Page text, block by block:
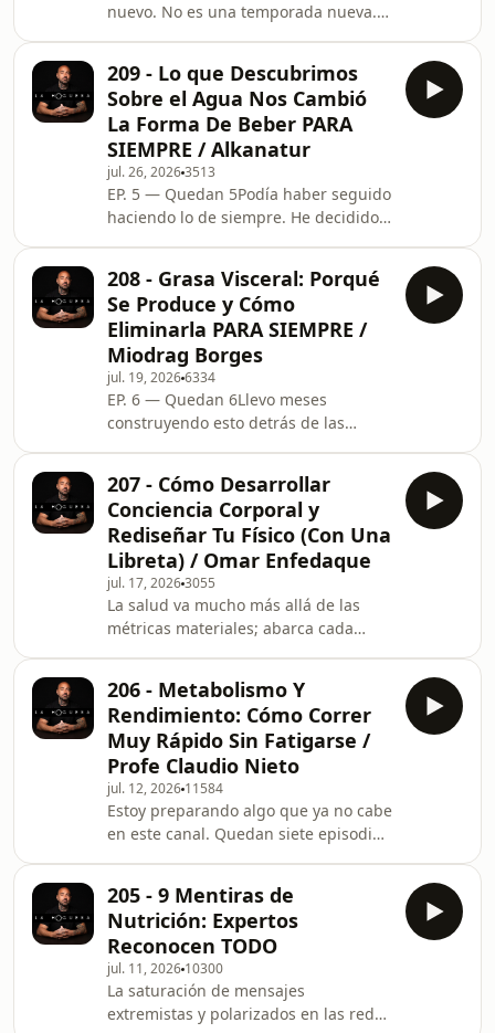
nuevo. No es una temporada nueva.
estarás dentro desde el principio:
https://victortellezcoach.com/
tu salud invirtiendo en ti usando el
código HOGUERA:🎁 5% OFF en BE
LEVELS https://acortar.link/g6Rscg🎁
10% OFF en RUANOVA HEALTH
https://ruanovah
209 - Lo que Descubrimos
Sobre el Agua Nos Cambió
La Forma De Beber PARA
SIEMPRE / Alkanatur
jul. 26, 20263513
EP. 5 — Quedan 5Podía haber seguido
haciendo lo de siempre. He decidido
primeros en verlo:
https://victortellezcoach.com/#Alkanatur
#JuanCarlosNovo #SaludMetabolica
#AguaAlcalina #Microbiota
#AguaEstructurada #SaludCelular
#Electrolitos
tu salud invirtiendo en
208 - Grasa Visceral: Porqué
Se Produce y Cómo
Eliminarla PARA SIEMPRE /
Miodrag Borges
jul. 19, 20266334
EP. 6 — Quedan 6Llevo meses
construyendo esto detrás de las
antes que nadie:
https://victortellezcoach.com/
tu salud invirtiendo en ti usando el
código HOGUERA:🎁 5% OFF en BE
LEVELS https://acortar.link/g6Rscg🎁
10% OFF en RUANOVA HEALTH
https://ruanovahealth.com/🎁 10%
DESCUENT
207 - Cómo Desarrollar
Conciencia Corporal y
Rediseñar Tu Físico (Con Una
Libreta) / Omar Enfedaque
jul. 17, 20263055
La salud va mucho más allá de las
métricas materiales; abarca cada
grabado en Biocultura, nos alejamos
de las pautas convencionales para
profundizar en cómo desarrollar
conciencia corporal y rediseñar tu
físico de la mano de Omar Enfedaque,
divulgador y experto en la filosofía del
movimiento. Omar comparte cómo el
físico ha si
206 - Metabolismo Y
Rendimiento: Cómo Correr
Muy Rápido Sin Fatigarse /
Profe Claudio Nieto
jul. 12, 2026 11584
Estoy preparando algo que ya no cabe
en este canal. Quedan siete episodios
tu salud invirtiendo en ti usando el
código HOGUERA:🎁 5% OFF en BE
LEVELS https://acortar.link/g6Rscg🎁
10% OFF en RUANOVA HEALTH
https://ruanovahealth.com/🎁 10%
DESCUENTO en
205 - 9 Mentiras de
Nutrición: Expertos
Reconocen TODO
jul. 11, 2026 10300
La saturación de mensajes
extremistas y polarizados en las redes